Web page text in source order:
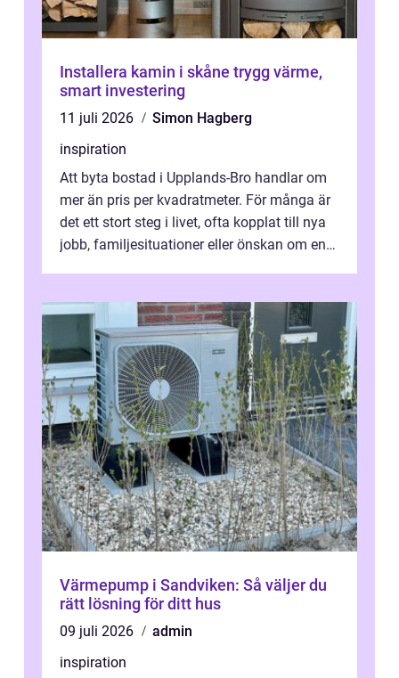
Installera kamin i skåne trygg värme,
smart investering
11 juli 2026
Simon Hagberg
inspiration
Att byta bostad i Upplands-Bro handlar om
mer än pris per kvadratmeter. För många är
det ett stort steg i livet, ofta kopplat till nya
jobb, familjesituationer eller önskan om en
Värmepump i Sandviken: Så väljer du
rätt lösning för ditt hus
09 juli 2026
admin
inspiration